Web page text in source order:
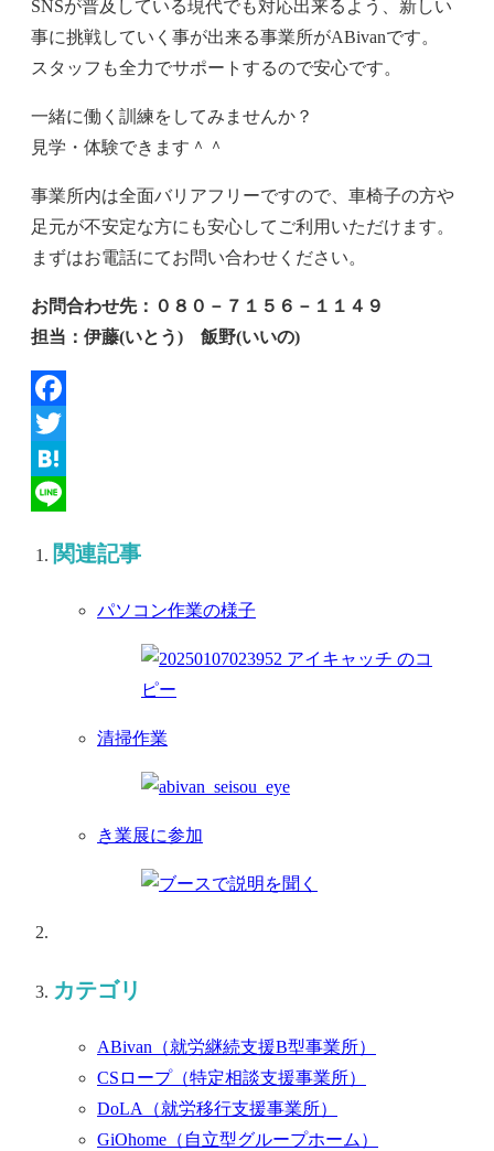
SNSが普及している現代でも対応出来るよう、新しい
事に挑戦していく事が出来る事業所がABivanです。
スタッフも全力でサポートするので安心です。
一緒に働く訓練をしてみませんか？
見学・体験できます＾＾
事業所内は全面バリアフリーですので、車椅子の方や
足元が不安定な方にも安心してご利用いただけます。
まずはお電話にてお問い合わせください。
お問合わせ先：０８０－７１５６－１１４９
担当：伊藤(いとう) 飯野(いいの)
Facebook
Twitter
Hatena
関連記事
パソコン作業の様子
清掃作業
き業展に参加
カテゴリ
ABivan （就労継続支援B型事業所）
CSロープ （特定相談支援事業所）
DoLA （就労移行支援事業所）
GiOhome （自立型グループホーム）